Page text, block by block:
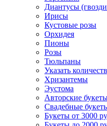
Диантусы
Ирисы
Кустовые розы
Орхидея
Пионы
Розы
Тюльпаны
Указать
Хризантемы
Эустома
Авторские
Свадебные
Букеты от 3000